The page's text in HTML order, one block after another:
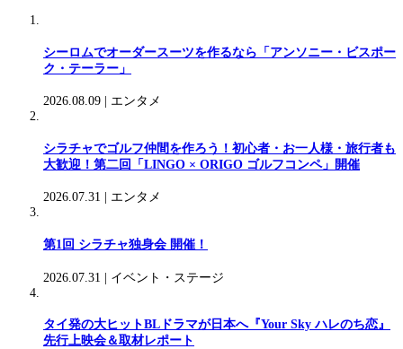
シーロムでオーダースーツを作るなら「アンソニー・ビスポー
ク・テーラー」
2026.08.09 エンタメ
シラチャでゴルフ仲間を作ろう！初心者・お一人様・旅行者も
大歓迎！第二回「LINGO × ORIGO ゴルフコンペ」開催
2026.07.31 エンタメ
第1回 シラチャ独身会 開催！
2026.07.31 | イベント・ステージ
タイ発の大ヒットBLドラマが日本へ『Your Sky ハレのち恋』
先行上映会＆取材レポート